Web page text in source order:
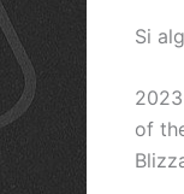
Si
of